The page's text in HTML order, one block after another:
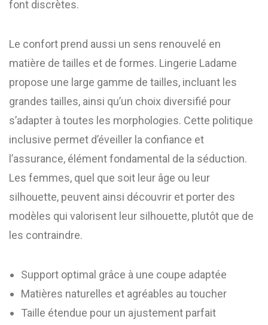
font discrètes.
Le confort prend aussi un sens renouvelé en
matière de tailles et de formes. Lingerie Ladame
propose une large gamme de tailles, incluant les
grandes tailles, ainsi qu’un choix diversifié pour
s’adapter à toutes les morphologies. Cette politique
inclusive permet d’éveiller la confiance et
l’assurance, élément fondamental de la séduction.
Les femmes, quel que soit leur âge ou leur
silhouette, peuvent ainsi découvrir et porter des
modèles qui valorisent leur silhouette, plutôt que de
les contraindre.
Support optimal grâce à une coupe adaptée
Matières naturelles et agréables au toucher
Taille étendue pour un ajustement parfait